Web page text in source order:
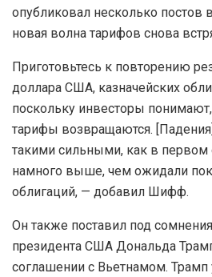
опубликовал несколько постов
новая волна тарифов снова
Приготовьтесь к повторению
доллара США, казначейских
поскольку инвесторы
тарифы возвращаются.
такими сильными, как в первом
намного выше, чем ожидали
облигаций, — добавил Шифф.
Он также поставил под
президента США Дональда
соглашении с Вьетнамом. Трамп